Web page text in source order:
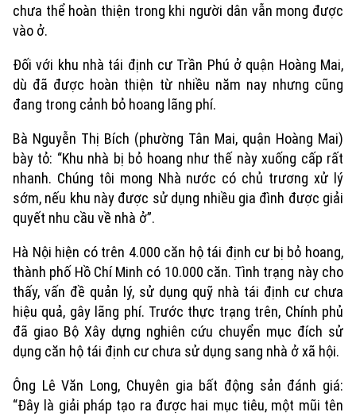
chưa thể hoàn thiện trong khi người dân vẫn mong được
vào ở.
Đối với khu nhà tái định cư Trần Phú ở quận Hoàng Mai,
dù đã được hoàn thiện từ nhiều năm nay nhưng cũng
đang trong cảnh bỏ hoang lãng phí.
Bà Nguyễn Thị Bích (phường Tân Mai, quận Hoàng Mai)
bày tỏ: “Khu nhà bị bỏ hoang như thế này xuống cấp rất
nhanh. Chúng tôi mong Nhà nước có chủ trương xử lý
sớm, nếu khu này được sử dụng nhiều gia đình được giải
quyết nhu cầu về nhà ở”.
Hà Nội hiện có trên 4.000 căn hộ tái định cư bị bỏ hoang,
thành phố Hồ Chí Minh có 10.000 căn. Tình trạng này cho
thấy, vấn đề quản lý, sử dụng quỹ nhà tái định cư chưa
hiệu quả, gây lãng phí. Trước thực trạng trên, Chính phủ
đã giao Bộ Xây dựng nghiên cứu chuyển mục đích sử
dụng căn hộ tái định cư chưa sử dụng sang nhà ở xã hội.
Ông Lê Văn Long, Chuyên gia bất động sản đánh giá:
“Đây là giải pháp tạo ra được hai mục tiêu, một mũi tên